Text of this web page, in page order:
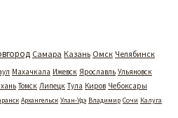
Самара Казань Омск Челябинск
Махачкала Ижевск Ярославль Ульяновск
Томск Липецк Тула Киров Чебоксары
Архангельск Улан-Удэ Владимир Сочи Калуга